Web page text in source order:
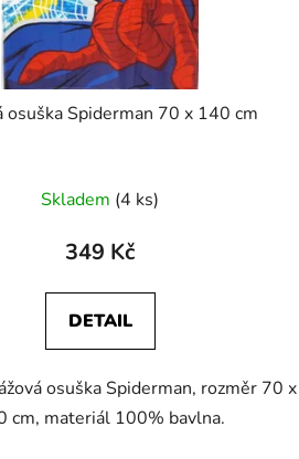
osuška Spiderman 70 x 140 cm
Skladem (4 ks)
349 Kč
DETAIL
osuška Spiderman, rozměr 70 x
cm, materiál 100% bavlna.